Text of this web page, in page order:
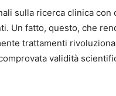
sulla ricerca clinica con
Un fatto, questo, che
trattamenti
validità